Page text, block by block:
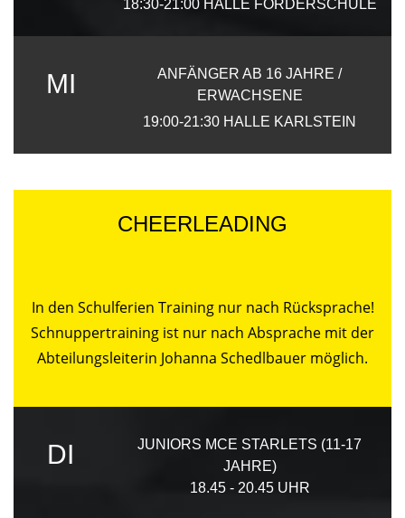
18:30-21:00 HALLE FÖRDERSCHULE
MI
ANFÄNGER AB 16 JAHRE /
ERWACHSENE
19:00-21:30 HALLE KARLSTEIN
CHEERLEADING
In den Schulferien Training nur nach Rücksprache!
Schnuppertraining ist nur nach Absprache mit der
Abteilungsleiterin Johanna Schedlbauer möglich.
DI
JUNIORS MCE STARLETS (11-17
JAHRE)
18.45 - 20.45 UHR